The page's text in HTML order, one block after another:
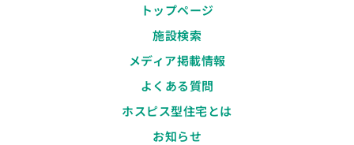
トップページ
施設検索
メディア掲載情報
よくある質問
ホスピス型住宅とは
お知らせ